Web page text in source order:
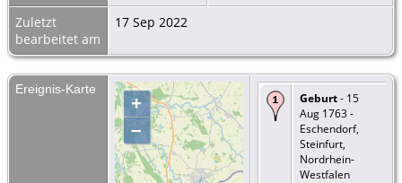
Zuletzt
bearbeitet am
17 Sep 2022
Ereignis-Karte
+
–
Geburt- 15
Aug 1763 -
Eschendorf,
Steinfurt,
Nordrhein-
Westfalen